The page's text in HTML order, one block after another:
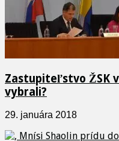
Zastupiteľstvo ŽSK
vybrali?
29. januára 2018